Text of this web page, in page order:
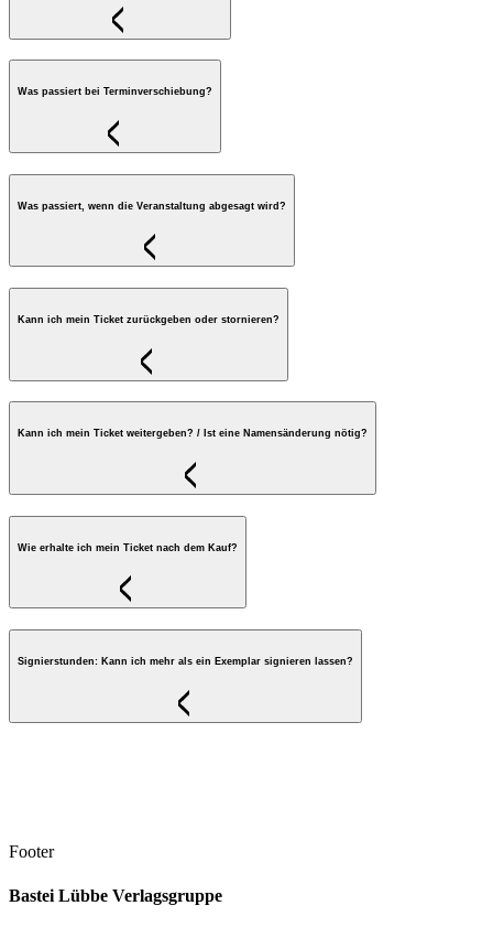
Was passiert bei Terminverschiebung?
Was passiert, wenn die Veranstaltung abgesagt wird?
Kann ich mein Ticket zurückgeben oder stornieren?
Kann ich mein Ticket weitergeben? / Ist eine Namensänderung nötig?
Wie erhalte ich mein Ticket nach dem Kauf?
Signierstunden: Kann ich mehr als ein Exemplar signieren lassen?
Footer
Bastei Lübbe Verlagsgruppe